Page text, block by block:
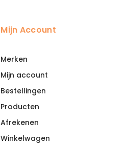
Mijn Account
Merken
Mijn account
Bestellingen
Producten
Afrekenen
Winkelwagen